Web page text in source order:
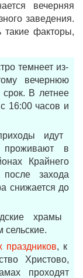
вечерняя
заведения.
такие факторы,
темнеет из-
вечернюю
В летнее
16:00 часов и
идут
проживают в
Крайнего
захода
снижается до
храмы
сельские.
праздников, к
Христово,
проходят